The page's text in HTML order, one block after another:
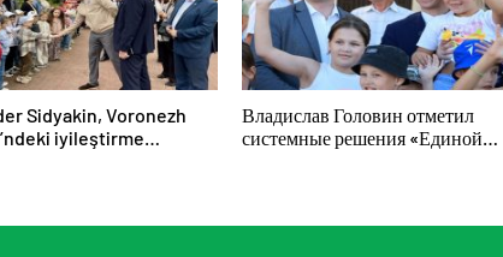
Sidyakin, Voronezh
iyileştirme
Владислав Головин отметил
системные решения «Единой
области